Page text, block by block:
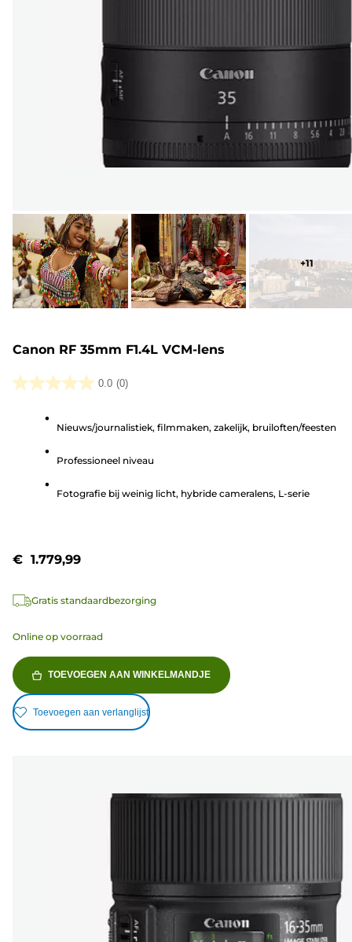
+11
Canon RF 35mm F1.4L VCM-lens
0.0 (0)
0.0
sterren.
Nieuws/journalistiek, filmmaken, zakelijk, bruiloften/feesten
Professioneel niveau
Fotografie bij weinig licht, hybride cameralens, L-serie
€ 1.779,99
Gratis standaardbezorging
Online op voorraad
TOEVOEGEN AAN WINKELMANDJE
Toevoegen aan verlanglijst